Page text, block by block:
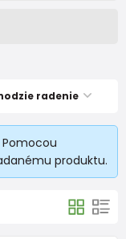
radenie
produktu.